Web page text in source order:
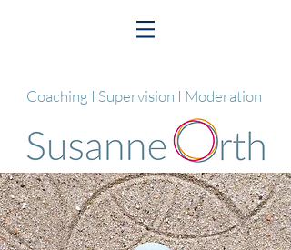
Coaching I Supervision I Moderation